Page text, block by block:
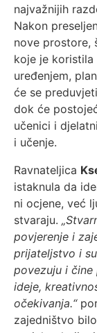
najvažnijih
Nakon
nove prostore,
koje je koristila
uređenjem,
će se
dok će
učenici i
i učenje.
Ravnateljica
istaknula da
ni ocjene, već
stvaraju.
povjerenje i
prijateljstvo i
povezuju i čine
ideje,
očekivanja.“
zajedništvo